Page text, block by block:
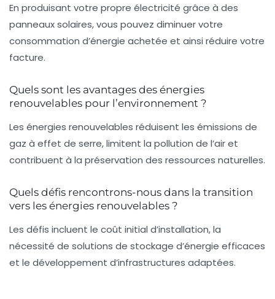
En produisant votre propre électricité grâce à des
panneaux solaires, vous pouvez diminuer votre
consommation d’énergie achetée et ainsi réduire votre
facture.
Quels sont les avantages des énergies
renouvelables pour l’environnement ?
Les énergies renouvelables réduisent les émissions de
gaz à effet de serre, limitent la pollution de l’air et
contribuent à la préservation des ressources naturelles.
Quels défis rencontrons-nous dans la transition
vers les énergies renouvelables ?
Les défis incluent le coût initial d’installation, la
nécessité de solutions de stockage d’énergie efficaces
et le développement d’infrastructures adaptées.